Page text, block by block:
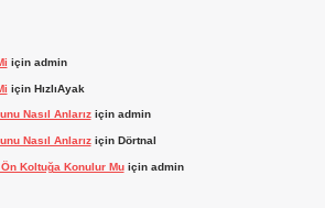
için admin
için HızlıAyak
Nasıl Anlarıziçin admin
Nasıl Anlarıziçin Dörtnal
Koltuğa Konulur Muiçin admin